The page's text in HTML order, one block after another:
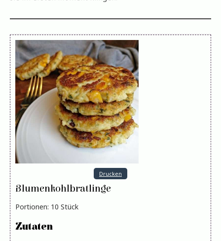
Drucken
Blumenkohlbratlinge
Portionen: 10 Stück
Zutaten